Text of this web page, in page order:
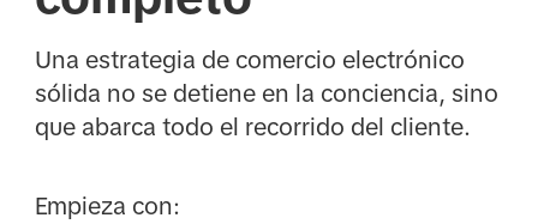
Una estrategia de comercio electrónico
sólida no se detiene en la conciencia, sino
que abarca todo el recorrido del cliente.
Empieza con: